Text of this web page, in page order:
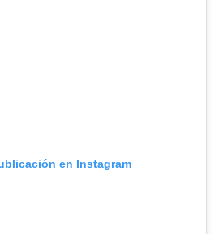
en Instagram